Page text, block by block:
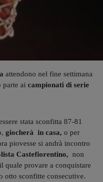
attendono nel fine settimana
parte ai campionati di serie
stata sconfitta 87-81
giocherà in casa, o per
piovesse si andrà incontro
Castefiorentino, non
quale provare a conquistare
otto sconfitte consecutive.